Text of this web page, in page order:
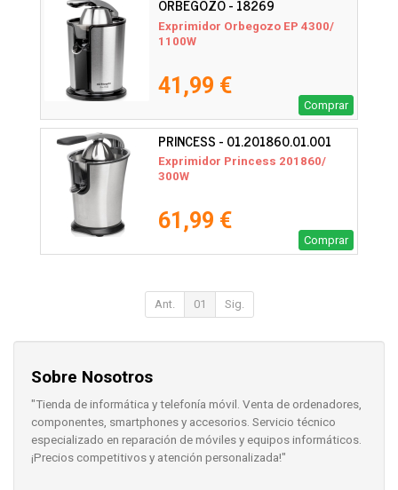
ORBEGOZO - 18269
Exprimidor Orbegozo EP 4300/
1100W
41,99 €
Comprar
PRINCESS - 01.201860.01.001
Exprimidor Princess 201860/
300W
61,99 €
Comprar
Ant. 01 Sig.
Sobre Nosotros
"Tienda de informática y telefonía móvil. Venta de ordenadores,
componentes, smartphones y accesorios. Servicio técnico
especializado en reparación de móviles y equipos informáticos.
¡Precios competitivos y atención personalizada!"